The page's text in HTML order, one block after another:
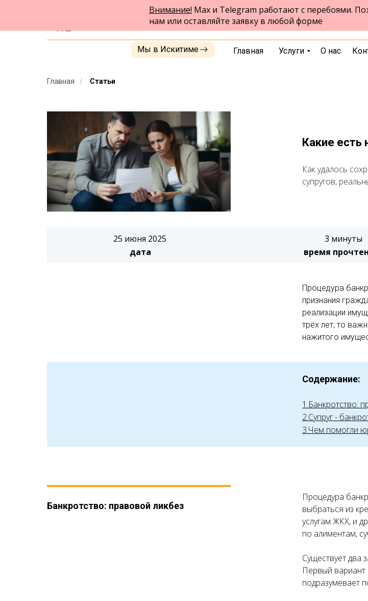
Внимание! Max и Telegram работают с перебоями.
нам или оставляйте заявку в любой форме
Главная Услуги О нас
Мы в Искитиме
ул.
Юридическая помощь в Бердске
ФПК Альтернатива
Бердск
выбрать город
Главная / Статьи
Какие есть
Как удалось
супругов,
25 июня 2025
дата
3 минуты
время
Процедура
признания
реализации
трёх лет, то
нажитого
Содержание:
1.Банкротство:
2.Супруг -
3.Чем помогли
Банкротство: правовой ликбез
Процедура
выбраться из
услугам ЖКХ, и
по алиментам,
Существует два
Первый вариант
подразумевает